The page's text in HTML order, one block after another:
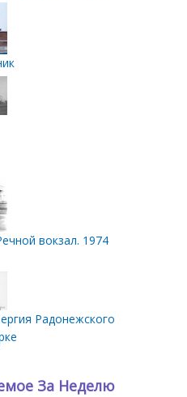
вокзал. 1974
Радонежского
За Неделю